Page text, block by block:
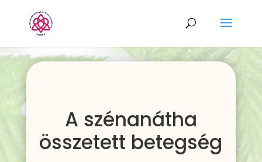
A szénanátha
összetett betegség